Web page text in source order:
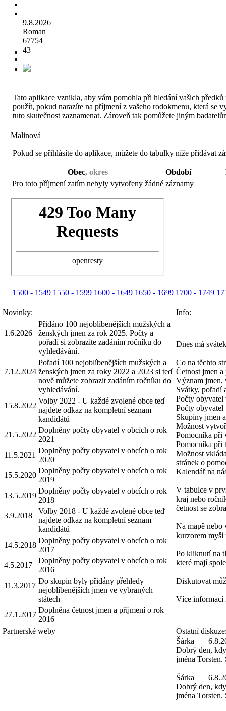
9.8.2026
Roman
67754
43
Tato aplikace vznikla, aby vám pomohla při hledání vašich
použít, pokud narazíte na příjmení z vašeho rodokmenu, která se
tuto skutečnost zaznamenat. Zároveň tak pomůžete jiným
Malinová
Pokud se přihlásíte do aplikace, můžete do tabulky níže přidávat
Obec, okres Období
Pro toto příjmení zatím nebyly vytvořeny žádné záznamy
1500 - 1549 1550 - 1599 1600 - 1649 1650 - 1699 1700 - 1749
Novinky: Info:
1.6.2026
Přidáno 100 nejoblíbenějších mužských a
ženských jmen za rok 2025. Počty a
pořadí si zobrazíte zadáním ročníku do
vyhledávání.
7.12.2024
Pořadí 100 nejoblíbenějších mužských a
ženských jmen za roky 2022 a 2023 si teď
nově můžete zobrazit zadáním ročníku do
vyhledávání.
15.8.2022
Volby 2022 - U každé zvolené obce teď
najdete odkaz na kompletní seznam
kandidátů
21.5.2022
Doplněny počty obyvatel v obcích o rok
2021
11.5.2021
Doplněny počty obyvatel v obcích o rok
2020
15.5.2020
Doplněny počty obyvatel v obcích o rok
2019
13.5.2019
Doplněny počty obyvatel v obcích o rok
2018
3.9.2018
Volby 2018 - U každé zvolené obce teď
najdete odkaz na kompletní seznam
kandidátů
14.5.2018
Doplněny počty obyvatel v obcích o rok
2017
4.5.2017
Doplněny počty obyvatel v obcích o rok
2016
11.3.2017
Do skupin byly přidány přehledy
nejoblíbenějších jmen ve vybraných
státech
27.1.2017
Doplněna četnost jmen a příjmení o rok
2016
Dnes má
Co na těchto
Četnost jmen
Význam jmen,
Svátky, pořadí
Počty obyvatel
Počty obyvatel
Skupiny jmen
Možnost
Pomocníka při
Pomocníka při
Možnost
stránek o
Kalendář na
V tabulce v
kraj nebo
četnost se
Na mapě nebo
kurzorem myši
Po kliknutí na
které mají
Diskutovat
Více informací
Partnerské weby
Ostatní
Šárka
Dobrý den,
jména
Šárka
Dobrý den,
jména